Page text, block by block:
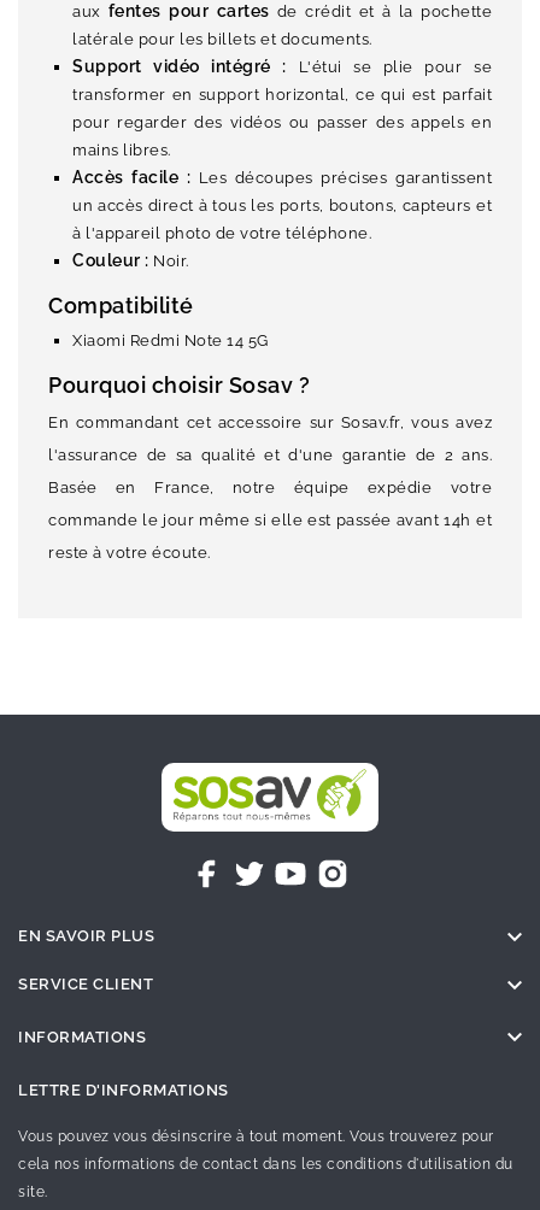
aux fentes pour cartes de crédit et à la pochette
latérale pour les billets et documents.
Support vidéo intégré : L'étui se plie pour se
transformer en support horizontal, ce qui est parfait
pour regarder des vidéos ou passer des appels en
mains libres.
Accès facile : Les découpes précises garantissent
un accès direct à tous les ports, boutons, capteurs et
à l'appareil photo de votre téléphone.
Couleur : Noir.
Compatibilité
Xiaomi Redmi Note 14 5G
Pourquoi choisir Sosav ?
En commandant cet accessoire sur Sosav.fr, vous avez
l'assurance de sa qualité et d'une garantie de 2 ans.
Basée en France, notre équipe expédie votre
commande le jour même si elle est passée avant 14h et
reste à votre écoute.
EN SAVOIR PLUS 
SERVICE CLIENT 
INFORMATIONS 
LETTRE D'INFORMATIONS
Vous pouvez vous désinscrire à tout moment. Vous trouverez pour
cela nos informations de contact dans les conditions d'utilisation du
site.